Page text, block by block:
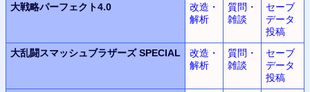
大戦略パーフェクト4.0
改造・
解析
質問・
雑談
セーブ
データ
投稿
大乱闘スマッシュブラザーズ SPECIAL
改造・
解析
質問・
雑談
セーブ
データ
投稿